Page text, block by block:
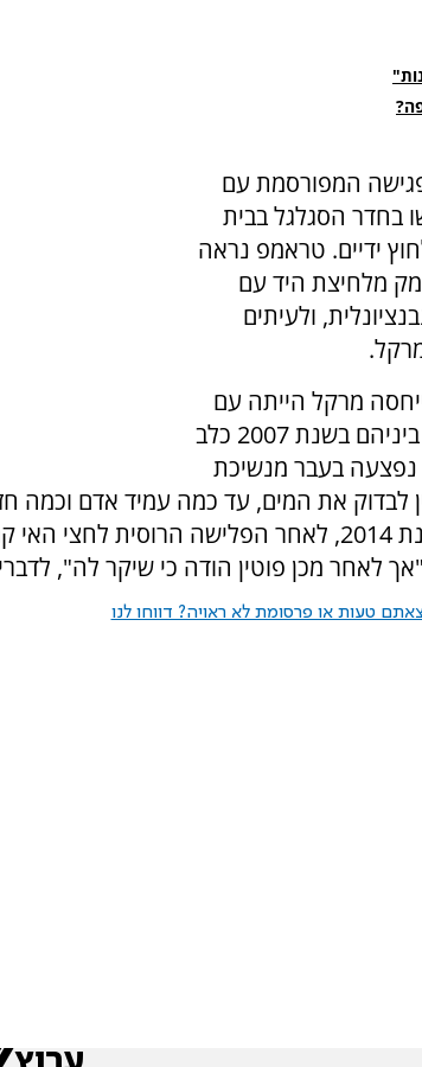
המפורסמת עם
נפגשו בחדר הסגלגל בבית
ידיים. טראמפ נראה
מלחיצת היד עם
ולעיתים
מרקל הייתה עם
נשיא רוסיה פוטין, שהביא לפגישה ביניהם בשנת 2007 כלב
נפצעה בעבר מנשיכת
לבדוק את המים, עד כמה עמיד אדם וכמה
אמרה מרקל. היא גם סיפרה כי בשנת 2014, לאחר הפלישה
לאחר מכן פוטין הודה כי שיקר לה",
טעות או פרסומת לא ראויה? דווחו לנו